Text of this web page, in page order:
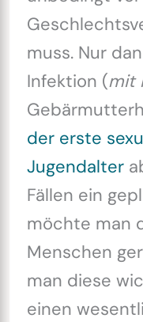
muss. Nur
Infektion (mit
der erste
Jugendalter
Fällen ein
möchte man
Menschen
man diese
einen